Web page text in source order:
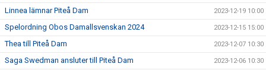
Linnea lämnar Piteå Dam 2023-12-19 10:00
Spelordning Obos Damallsvenskan 2024 2023-12-15 15:00
Thea till Piteå Dam 2023-12-07 10:30
Saga Swedman ansluter till Piteå Dam 2023-12-06 10:30